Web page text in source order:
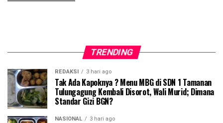
TRENDING
REDAKSI 3 hari ago
Tak Ada Kapoknya ? Menu MBG di SDN 1 Tamanan
Tulungagung Kembali Disorot, Wali Murid; Dimana
Standar Gizi BGN?
NASIONAL 3 hari ago